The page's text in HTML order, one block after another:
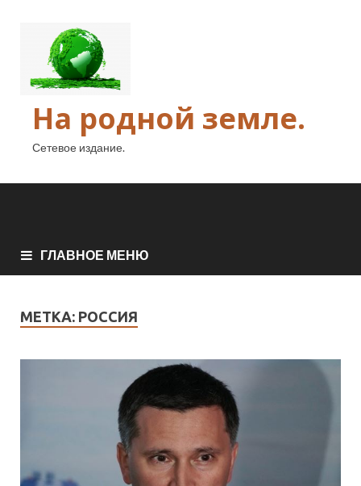
На родной земле.
Сетевое издание.
ГЛАВНОЕ МЕНЮ
МЕТКА: РОССИЯ